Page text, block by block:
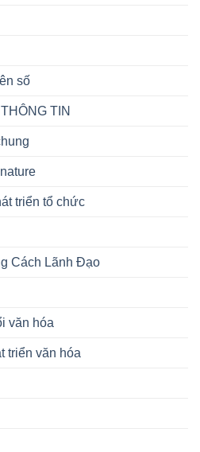
số
TIN
triển tổ chức
Cách Lãnh Đạo
văn hóa
triển văn hóa